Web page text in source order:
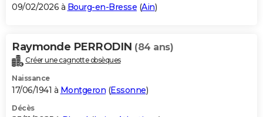
S'inscrire
Se connecter
Lycées
Collèges
Primaires
Universités
Entreprises
Service militaire
Avis de recherche
AVIS DE DÉCÈS
Bricolage
Lifestyle
Culture
Sport
Auto
Television
Voyage
Cinema
09/02/2026 à Bourg-en-Bresse (Ain)
Raymonde PERRODIN (84 ans)
Créer une cagnotte obsèques
Naissance
17/06/1941 à Montgeron (Essonne)
Décès